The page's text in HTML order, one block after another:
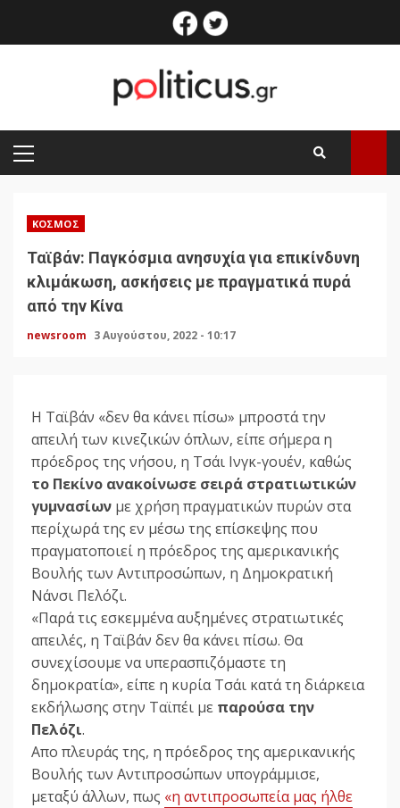
facebook
PRIMARY
MENU
ΚΌΣΜΟΣ
Ταϊβάν: Παγκόσμια ανησυχία για επικίνδυνη
κλιμάκωση, ασκήσεις με πραγματικά πυρά
από την Κίνα
newsroom 3 Αυγούστου, 2022 - 10:17
Η Ταϊβάν «δεν θα κάνει πίσω» μπροστά την
απειλή των κινεζικών όπλων, είπε σήμερα η
πρόεδρος της νήσου, η Τσάι Ινγκ-γουέν, καθώς
το Πεκίνο ανακοίνωσε σειρά στρατιωτικών
γυμνασίων με χρήση πραγματικών πυρών στα
περίχωρά της εν μέσω της επίσκεψης που
πραγματοποιεί η πρόεδρος της αμερικανικής
Βουλής των Αντιπροσώπων, η Δημοκρατική
Νάνσι Πελόζι.
«Παρά τις εσκεμμένα αυξημένες στρατιωτικές
απειλές, η Ταϊβάν δεν θα κάνει πίσω. Θα
συνεχίσουμε να υπερασπιζόμαστε τη
δημοκρατία», είπε η κυρία Τσάι κατά τη διάρκεια
εκδήλωσης στην Ταϊπέι με παρούσα την
Πελόζι.
Απο πλευράς της, η πρόεδρος της αμερικανικής
Βουλής των Αντιπροσώπων υπογράμμισε,
μεταξύ άλλων, πως «η αντιπροσωπεία μας ήλθε